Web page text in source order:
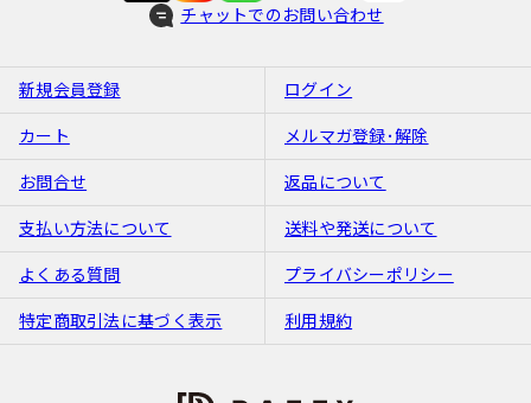
チャットでのお問い合わせ
新規会員登録 ログイン
カート メルマガ登録･解除
お問合せ 返品について
支払い方法について 送料や発送について
よくある質問 プライバシーポリシー
特定商取引法に基づく表示 利用規約